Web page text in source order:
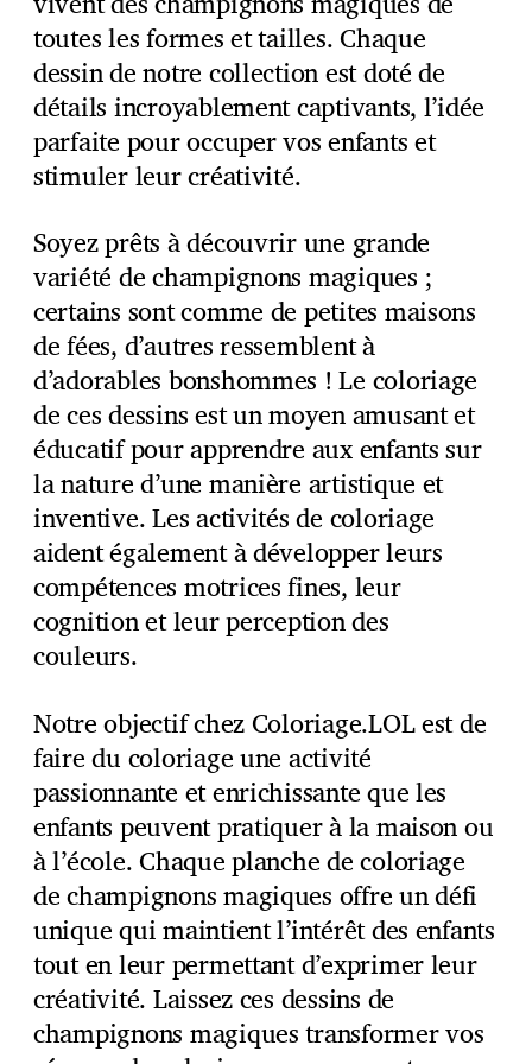
toutes les formes et tailles. Chaque
dessin de notre collection est doté de
détails incroyablement captivants, l’idée
parfaite pour occuper vos enfants et
stimuler leur créativité.
Soyez prêts à découvrir une grande
variété de champignons magiques ;
certains sont comme de petites maisons
de fées, d’autres ressemblent à
d’adorables bonshommes ! Le coloriage
de ces dessins est un moyen amusant et
éducatif pour apprendre aux enfants sur
la nature d’une manière artistique et
inventive. Les activités de coloriage
aident également à développer leurs
compétences motrices fines, leur
cognition et leur perception des
couleurs.
Notre objectif chez Coloriage.LOL est de
faire du coloriage une activité
passionnante et enrichissante que les
enfants peuvent pratiquer à la maison ou
à l’école. Chaque planche de coloriage
de champignons magiques offre un défi
unique qui maintient l’intérêt des enfants
tout en leur permettant d’exprimer leur
créativité. Laissez ces dessins de
champignons magiques transformer vos